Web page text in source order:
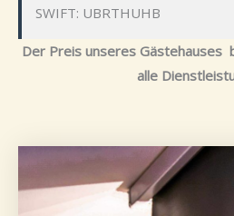
SWIFT: UBRTHUHB
Der Preis unseres Gästehauses
alle